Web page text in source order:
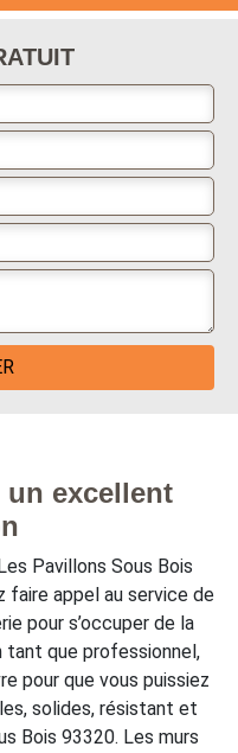
un excellent
Pavillons Sous Bois
faire appel au service de
pour s’occuper de la
tant que professionnel,
pour que vous puissiez
solides, résistant et
Bois 93320. Les murs